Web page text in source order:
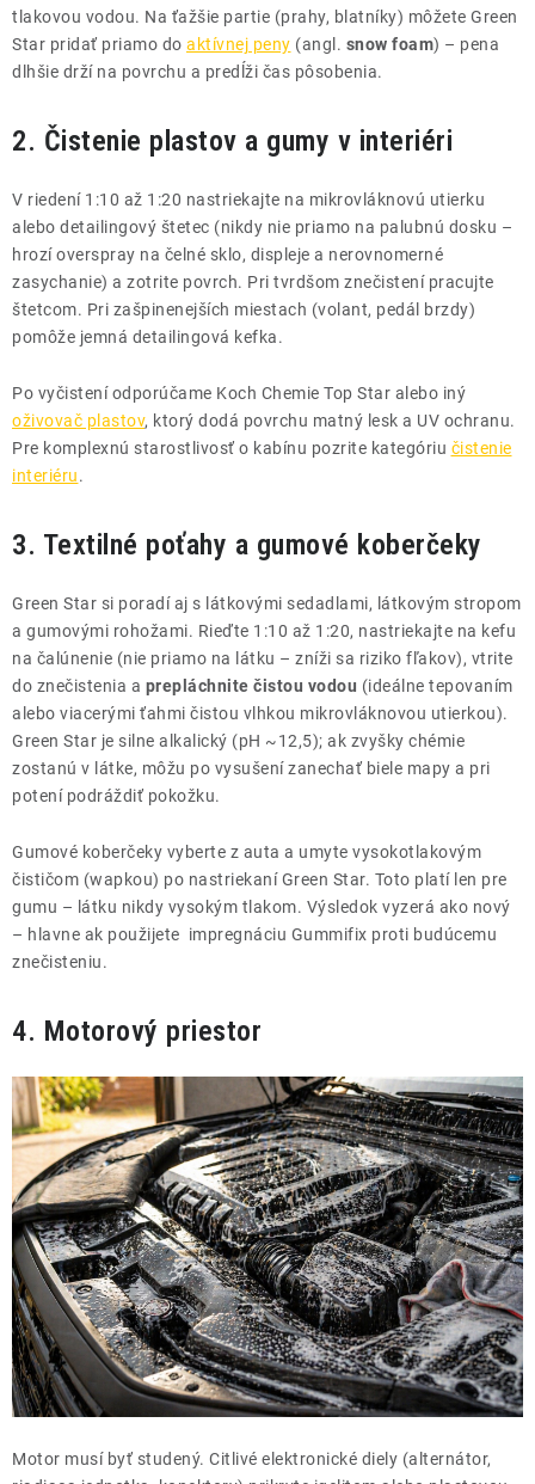
tlakovou vodou. Na ťažšie partie (prahy, blatníky) môžete Green
Star pridať priamo do aktívnej peny (angl. snow foam) – pena
dlhšie drží na povrchu a predĺži čas pôsobenia.
2. Čistenie plastov a gumy v interiéri
V riedení 1:10 až 1:20 nastriekajte na mikrovláknovú utierku
alebo detailingový štetec (nikdy nie priamo na palubnú dosku –
hrozí overspray na čelné sklo, displeje a nerovnomerné
zasychanie) a zotrite povrch. Pri tvrdšom znečistení pracujte
štetcom. Pri zašpinenejších miestach (volant, pedál brzdy)
pomôže jemná detailingová kefka.
Po vyčistení odporúčame Koch Chemie Top Star alebo iný
oživovač plastov, ktorý dodá povrchu matný lesk a UV ochranu.
Pre komplexnú starostlivosť o kabínu pozrite kategóriu čistenie
interiéru.
3. Textilné poťahy a gumové koberčeky
Green Star si poradí aj s látkovými sedadlami, látkovým stropom
a gumovými rohožami. Rieďte 1:10 až 1:20, nastriekajte na kefu
na čalúnenie (nie priamo na látku – zníži sa riziko fľakov), vtrite
do znečistenia a prepláchnite čistou vodou (ideálne tepovaním
alebo viacerými ťahmi čistou vlhkou mikrovláknovou utierkou).
Green Star je silne alkalický (pH ~12,5); ak zvyšky chémie
zostanú v látke, môžu po vysušení zanechať biele mapy a pri
potení podráždiť pokožku.
Gumové koberčeky vyberte z auta a umyte vysokotlakovým
čističom (wapkou) po nastriekaní Green Star. Toto platí len pre
gumu – látku nikdy vysokým tlakom. Výsledok vyzerá ako nový
– hlavne ak použijete impregnáciu Gummifix proti budúcemu
znečisteniu.
4. Motorový priestor
Motor musí byť studený. Citlivé elektronické diely (alternátor,